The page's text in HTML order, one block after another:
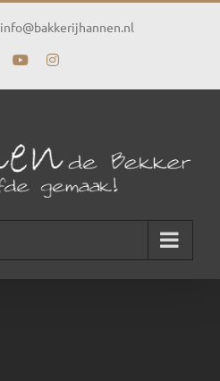
info@bakkerijhannen.nl
FacebookYouTubeInstagram